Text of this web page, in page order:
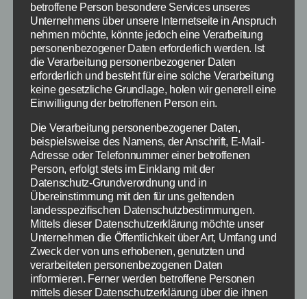
Schlagwörter
Bücher,Empfehlung,Praktisches,Geschenkidee,
Weihnachten
Kategorien
SCHNÄPPCHEN
HipKey: Die kleinste
Alarmanlage für iPhones
und iPads
Beitragsautor
Vonredaktion Veröffentlichungsdatum
18. Dezember 2013
betroffene Person besondere Services unseres
Unternehmens über unsere Internetseite in Anspruch
nehmen möchte, könnte jedoch eine Verarbeitung
personenbezogener Daten erforderlich werden. Ist
die Verarbeitung personenbezogener Daten
erforderlich und besteht für eine solche Verarbeitung
keine gesetzliche Grundlage, holen wir generell eine
Einwilligung der betroffenen Person ein.
Die Verarbeitung personenbezogener Daten,
beispielsweise des Namens, der Anschrift, E-Mail-
Adresse oder Telefonnummer einer betroffenen
Person, erfolgt stets im Einklang mit der
Datenschutz-Grundverordnung und in
Übereinstimmung mit den für uns geltenden
landesspezifischen Datenschutzbestimmungen.
Mittels dieser Datenschutzerklärung möchte unser
Unternehmen die Öffentlichkeit über Art, Umfang und
Zweck der von uns erhobenen, genutzten und
verarbeiteten personenbezogenen Daten
informieren. Ferner werden betroffene Personen
mittels dieser Datenschutzerklärung über die ihnen